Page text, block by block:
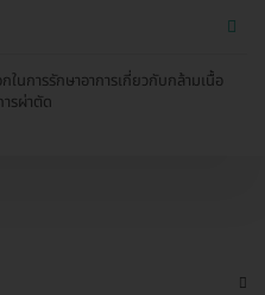
ในการรักษาอาการเกี่ยวกับกล้ามเนื้อ
รผ่าตัด